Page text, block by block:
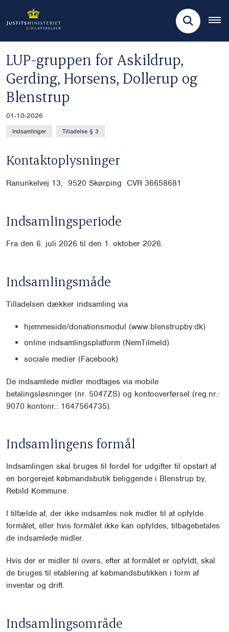
LUP-gruppen for Askildrup,
Gerding, Horsens, Dollerup og
Blenstrup
01-10-2026
Indsamlinger Tilladelse § 3
Kontaktoplysninger
Ranunkelvej 13, 9520 Skørping CVR 36658681
Indsamlingsperiode
Fra den 6. juli 2026 til den 1. oktober 2026.
Indsamlingsmåde
Tilladelsen dækker indsamling via
hjemmeside/donationsmodul (www.blenstrupby.dk)
online indsamlingsplatform (NemTilmeld)
sociale medier (Facebook)
De indsamlede midler modtages via mobile
betalingsløsninger (nr. 5047ZS) og kontooverførsel (reg.nr.:
9070 kontonr.: 1647564735).
Indsamlingens formål
Indsamlingen skal bruges til fordel for udgifter til opstart af
en borgerejet købmandsbutik beliggende i Blenstrup by,
Rebild Kommune.
I tilfælde af, der ikke indsamles nok midler til at opfylde
formålet, eller hvis formålet ikke kan opfyldes, tilbagebetales
de indsamlede midler.
Hvis der er midler til overs, efter at formålet er opfyldt, skal
de bruges til etablering af købmandsbutikken i form af
inventar og drift.
Indsamlingsområde